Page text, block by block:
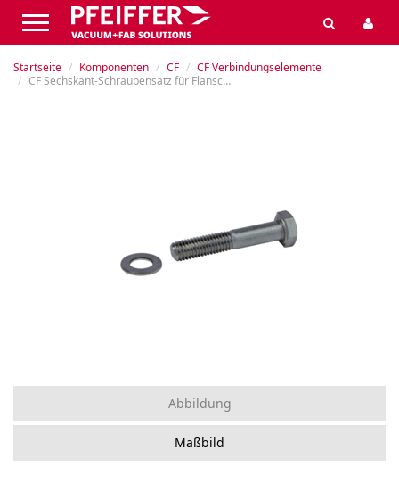
Startseite Komponenten CF
CF Verbindungselemente
CF Sechskant-Schraubensatz für Flansche mit Gewindebohrungen
Abbildung
Maßbild